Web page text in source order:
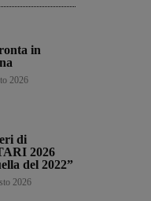
in
2026
di
2026
del 2022”
2026